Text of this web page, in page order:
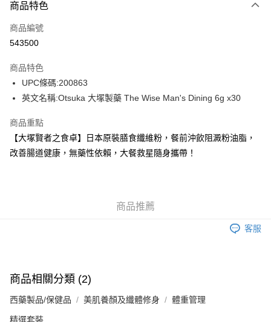
信用卡
Apple Pay
WeChat Pay
JD京東物流，訂單確認發貨後2-4個工作天送達
商品特色
商品編號
543500
商品特色
UPC條碼:200863
英文名稱:Otsuka 大塚製藥 The Wise Man's Dining 6g x30
商品重點
【大塚賢者之食卓】日本原裝膳食纖維粉，餐前沖飲阻澱粉油脂，
改善腸道健康，無藥性依賴，大餐救星隨身攜帶！
商品推薦
客服
商品相關分類 (2)
西藥製品/保健品 美肌養顏及纖體修身 體重管理
精選套裝